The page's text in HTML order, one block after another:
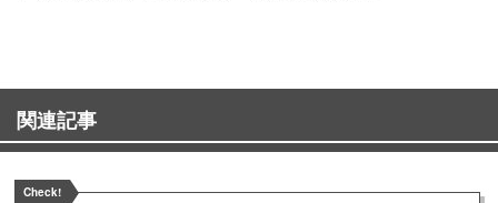
関連記事
Check!